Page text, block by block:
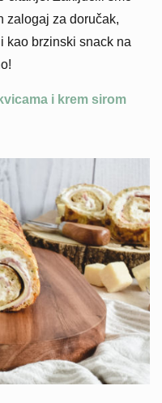
zalogaj za doručak,
kao brzinski snack na
i krem sirom